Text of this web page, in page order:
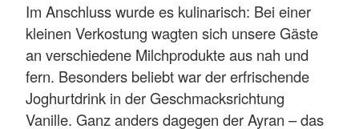
Im Anschluss wurde es kulinarisch: Bei einer
kleinen Verkostung wagten sich unsere Gäste
an verschiedene Milchprodukte aus nah und
fern. Besonders beliebt war der erfrischende
Joghurtdrink in der Geschmacksrichtung
Vanille. Ganz anders dagegen der Ayran – das